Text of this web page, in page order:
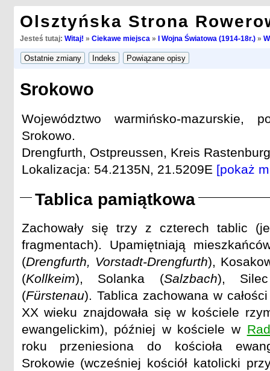
Olsztyńska Strona
Jesteś tutaj: Witaj! » Ciekawe miejsca » I Wojna Światowa (1914-18r.)»
Srokowo
Województwo warmińsko-mazurskie,
Srokowo.
Drengfurth, Ostpreussen, Kreis
Lokalizacja: 54.2135N, 21.5209E [pokaż
Tablica pamiątkowa
Zachowały się trzy z czterech tablic
fragmentach). Upamiętniają
(Drengfurth, Vorstadt-Drengfurth),
(Kollkeim), Solanka (Salzbach),
(Fürstenau). Tablica zachowana w
XX wieku znajdowała się w kościele
ewangelickim), później w kościele w
roku przeniesiona do kościoła
Srokowie (wcześniej kościół katolicki